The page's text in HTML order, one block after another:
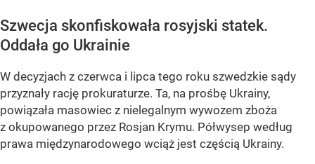
Szwecja skonfiskowała rosyjski statek.
Oddała go Ukrainie
W decyzjach z czerwca i lipca tego roku szwedzkie sądy
przyznały rację prokuraturze. Ta, na prośbę Ukrainy,
powiązała masowiec z nielegalnym wywozem zboża
z okupowanego przez Rosjan Krymu. Półwysep według
prawa międzynarodowego wciąż jest częścią Ukrainy.